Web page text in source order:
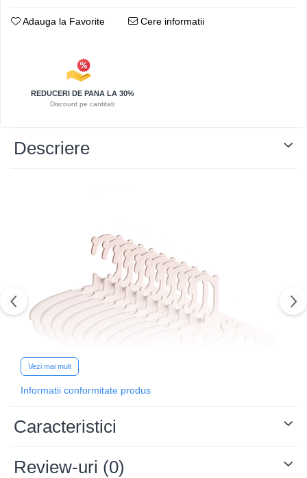
Adauga la Favorite Cere informatii
REDUCERI DE PANA LA 30%
Discount pe cantitati
Descriere
Descriere:
Vezi mai mult
Informatii conformitate produs
Caracteristici
Review-uri (0)